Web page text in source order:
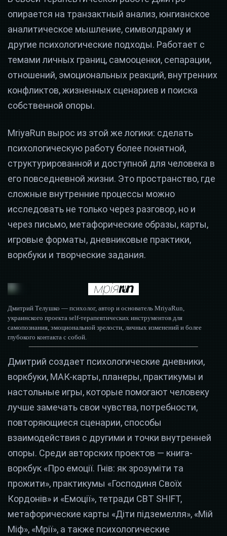
опирается на транзактный анализ, юнгианское
аналитическое мышление, символдраму и
другие психологические подходы. Работает с
темами личных границ, самооценки, сепарации,
отношений, эмоциональных реакций, внутренних
конфликтов, жизненных сценариев и поиска
собственной опоры.
MriyaRun вырос из этой же логики: сделать
психологическую работу более понятной,
структурированной и доступной для человека в
его повседневной жизни. Это пространство, где
сложные внутренние процессы можно
исследовать не только через разговор, но и
через письмо, метафорические образы, карты,
игровые форматы, дневниковые практики,
воркбуки и творческие задания.
Дмитрий Телушко — психолог, автор и основатель MriyaRun,
украинского проекта self-терапевтических инструментов для
самопознания, эмоциональной зрелости, личных изменений и более
глубокого контакта с собой.
Дмитрий создает психологические дневники,
воркбуки, МАК-карты, планеры, практикумы и
настольные игры, которые помогают человеку
лучше замечать свои чувства, потребности,
повторяющиеся сценарии, способы
взаимодействия с другими и точки внутренней
опоры. Среди авторских проектов — книга-
воркбук «Про емоції. Гнів: як зрозуміти та
прожити», практикумы «Господиня Своїх
Кордонів» и «Емоції», тетради CBT SHIFT,
метафорические карты «Діти підземелля», «Мій
Міф», «Мрії», а также психологические